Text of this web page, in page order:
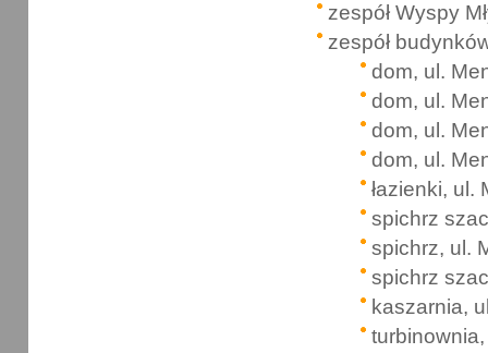
zespół Wyspy
zespół
dom, ul.
dom, ul.
dom, ul.
dom, ul.
łazienki, ul.
spichrz
spichrz, ul.
spichrz
kaszarnia,